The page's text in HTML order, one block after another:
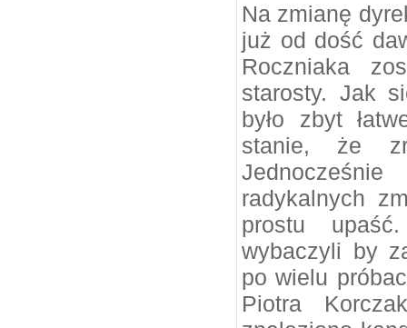
Na zmianę
już od dość
Roczniaka
starosty. Jak
było zbyt
stanie, że
radykalnych
prostu
wybaczyli by
po wielu
Piotra